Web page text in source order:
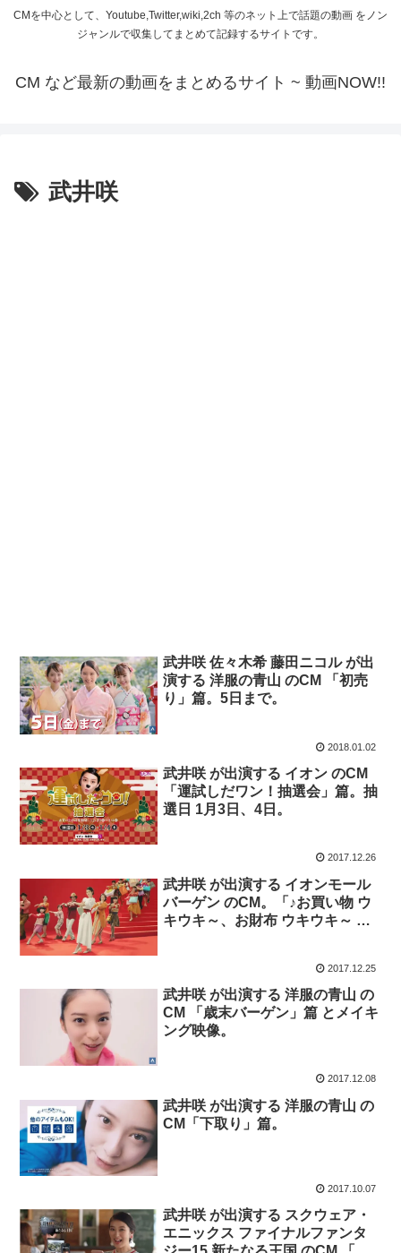
CMを中心として、Youtube,Twitter,wiki,2ch 等のネット上で話題の動画 をノン
ジャンルで収集してまとめて記録するサイトです。
CM など最新の動画をまとめるサイト ~ 動画NOW!!
武井咲
武井咲 佐々木希 藤田ニコル が出
演する 洋服の青山 のCM 「初売
り」篇。5日まで。
2018.01.02
武井咲 が出演する イオン のCM
「運試しだワン！抽選会」篇。抽
選日 1月3日、4日。
2017.12.26
武井咲 が出演する イオンモール
バーゲン のCM。「♪お買い物 ウ
キウキ～、お財布 ウキウキ～ 、
2017.12.25
武井咲 が出演する 洋服の青山 の
CM 「歳末バーゲン」篇 とメイキ
ング映像。
2017.12.08
武井咲 が出演する 洋服の青山 の
CM「下取り」篇。
2017.10.07
武井咲 が出演する スクウェア・
エニックス ファイナルファンタ